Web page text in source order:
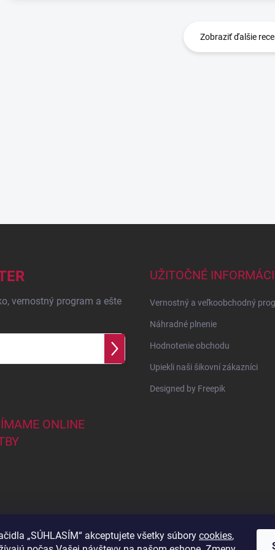
„SÚHLASÍM“ akceptujete všetky súbory cookies,
Zobraziť ďalšie
vernostný program a ešte
Prihlásiť
sa
UŽITOČNÉ
Vernostný a veľkoobchodný
Náhradné plnenie
Hodnotenie obchodu
Upiekli naši šikovní zákazníci
Designed by Freepik
ONLINE